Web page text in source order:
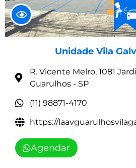
Unidade Vila
R. Vicente Melro, 1081
Guarulhos - SP
(11) 98871-4170
https://
Agendar